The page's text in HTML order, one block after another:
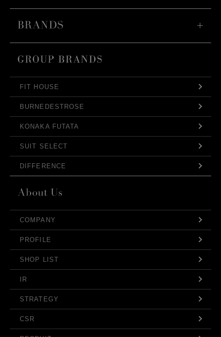
FIT HOUSE
BURNEDESTROSE
KONAKA FUTATA
SUIT SELECT
DIFFERENCE
COMPANY
PROFILE
SHOP LIST
IR
STRATEGY
CSR